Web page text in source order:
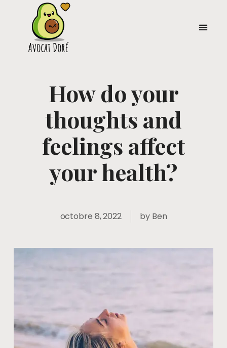
How do your
thoughts and
feelings affect
your health?
octobre 8, 2022 byBen